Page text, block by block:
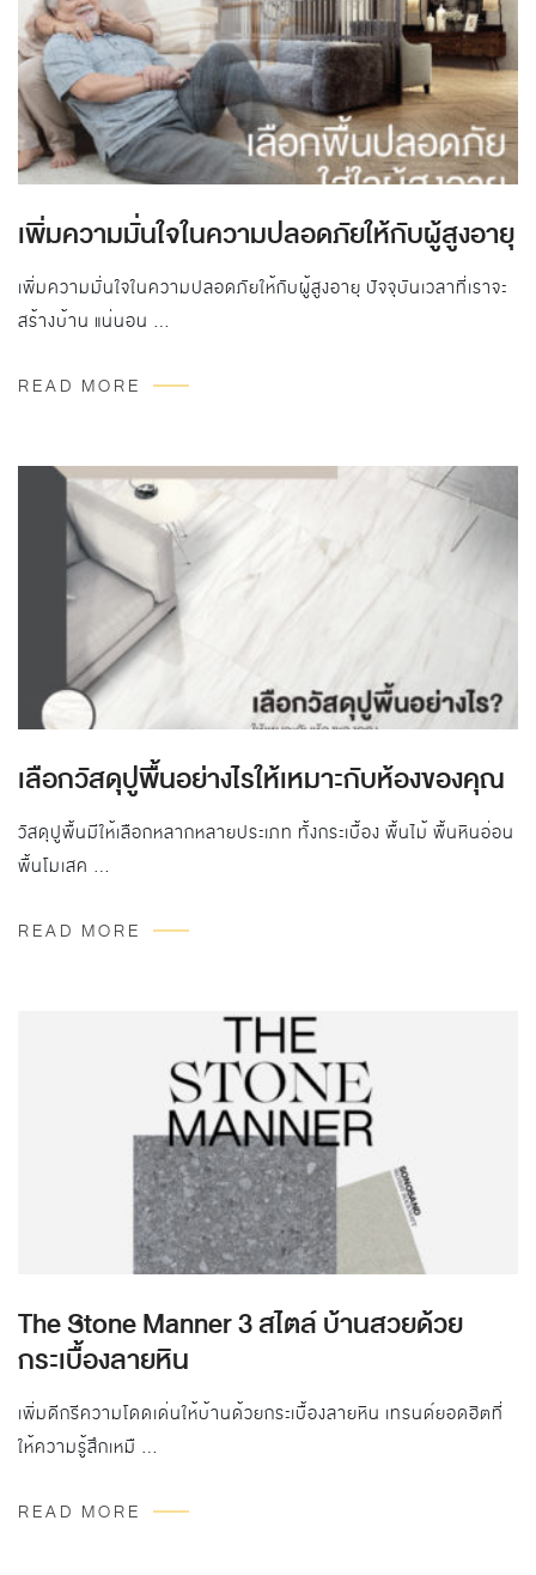
เพิ่มความมั่นใจในความปลอดภัยให้กับผู้สูงอายุ
เพิ่มความมั่นใจในความปลอดภัยให้กับผู้สูงอายุ ปัจจุบันเวลาที่เราจะ
สร้างบ้าน แน่นอน …
READ MORE
เลือกวัสดุปูพื้นอย่างไรให้เหมาะกับห้องของคุณ
วัสดุปูพื้นมีให้เลือกหลากหลายประเภท ทั้งกระเบื้อง พื้นไม้ พื้นหินอ่อน
พื้นโมเสค …
READ MORE
The Stone Manner 3 สไตล์ บ้านสวยด้วย
กระเบื้องลายหิน
เพิ่มดีกรีความโดดเด่นให้บ้านด้วยกระเบื้องลายหิน เทรนด์ยอดฮิตที่
ให้ความรู้สึกเหมื …
READ MORE